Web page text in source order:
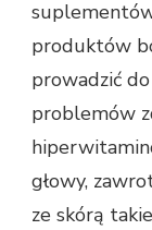
produktów
prowadzić
problemów
głowy,
ze skórą